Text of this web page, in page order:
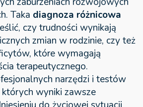
Taka diagnoza różnicowa
czy trudności wynikają
zmian w rodzinie, czy też
które wymagają
terapeutycznego.
narzędzi i testów
wyniki zawsze